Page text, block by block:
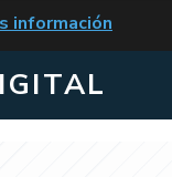
ACT EN
información